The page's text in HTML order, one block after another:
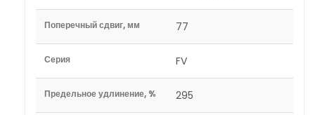
Поперечный сдвиг, мм 77
Серия FV
Предельное удлинение, % 295